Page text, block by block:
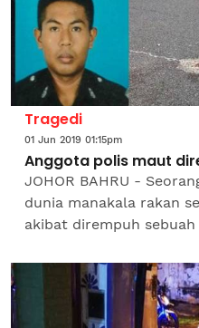
Tragedi
01 Jun 2019 01:15pm
Anggota polis maut
JOHOR BAHRU -
dunia manakala rakan
akibat dirempuh
Puteri) di...